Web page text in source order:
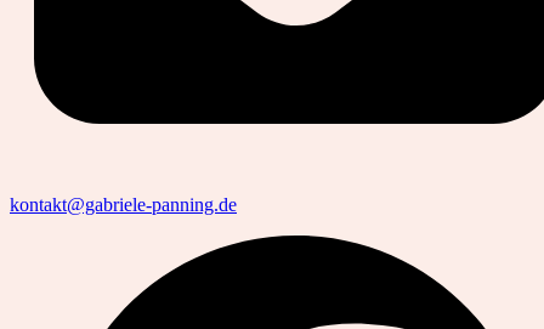
kontakt@gabriele-panning.de